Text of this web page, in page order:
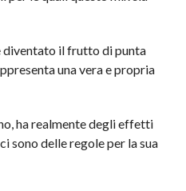
diventato il frutto di punta
una vera e propria
ha realmente degli effetti
sono delle regole per la sua